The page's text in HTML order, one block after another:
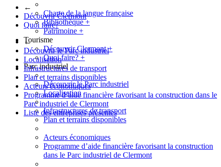
←
Découvrir Clermont
Quoi faire?
←
Découvrir le Parc industriel
Localisation
Infrastructures de transport
Plan et terrains disponibles
Acteurs économiques
Programme d’aide financière favorisant la construction dans le
Parc industriel de Clermont
Liste des entreprises présentes
Charte de la langue française
Bibliothèque+
Patrimoine +
Tourisme
Découvrir Clermont+
Quoi faire? +
Parc industriel
Découvrir le Parc industriel
Localisation
Infrastructures de transport
Plan et terrains disponibles
Acteurs économiques
Programme d’aide financière favorisant la construction
dans le Parc industriel de Clermont